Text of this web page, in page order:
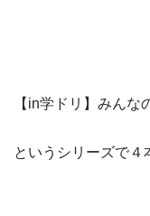
【in学ドリ】みんな
というシリーズで４